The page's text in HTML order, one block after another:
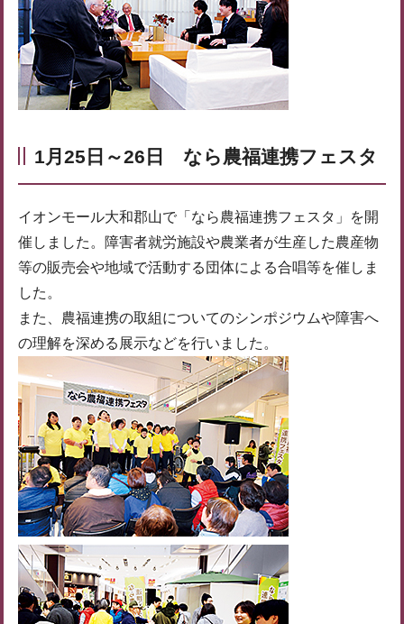
1月25日～26日 なら農福連携フェスタ
イオンモール大和郡山で「なら農福連携フェスタ」を開
催しました。障害者就労施設や農業者が生産した農産物
等の販売会や地域で活動する団体による合唱等を催しま
した。
また、農福連携の取組についてのシンポジウムや障害へ
の理解を深める展示などを行いました。